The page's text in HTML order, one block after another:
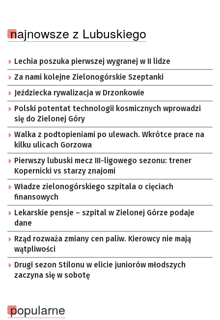
najnowsze z Lubuskiego
Lechia poszuka pierwszej wygranej w II lidze
Za nami kolejne Zielonogórskie Szeptanki
Jeździecka rywalizacja w Drzonkowie
Polski potentat technologii kosmicznych wprowadzi
się do Zielonej Góry
Walka z podtopieniami po ulewach. Wkrótce prace na
kilku ulicach Gorzowa
Pierwszy lubuski mecz III-ligowego sezonu: trener
Kopernicki vs starzy znajomi
Władze zielonogórskiego szpitala o cięciach
finansowych
Lekarskie pensje – szpital w Zielonej Górze podaje
dane
Rząd rozważa zmiany cen paliw. Kierowcy nie mają
wątpliwości
Drugi sezon Stilonu w elicie juniorów młodszych
zaczyna się w sobotę
popularne